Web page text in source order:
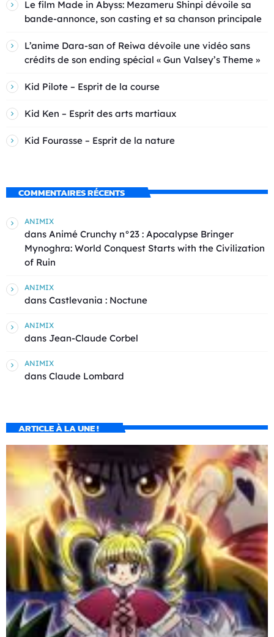
Le film Made in Abyss: Mezameru Shinpi dévoile sa
bande-annonce, son casting et sa chanson principale
L’anime Dara-san of Reiwa dévoile une vidéo sans
crédits de son ending spécial « Gun Valsey’s Theme »
Kid Pilote – Esprit de la course
Kid Ken – Esprit des arts martiaux
Kid Fourasse – Esprit de la nature
COMMENTAIRES RÉCENTS
ANIMIX
dans Animé Crunchy n°23 : Apocalypse Bringer
Mynoghra: World Conquest Starts with the Civilization
of Ruin
ANIMIX
dans Castlevania : Noctune
ANIMIX
dans Jean-Claude Corbel
ANIMIX
dans Claude Lombard
ARTICLE À LA UNE !